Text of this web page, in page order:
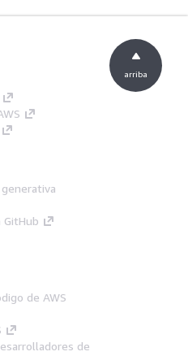
GitHub
de AWS
de
arriba